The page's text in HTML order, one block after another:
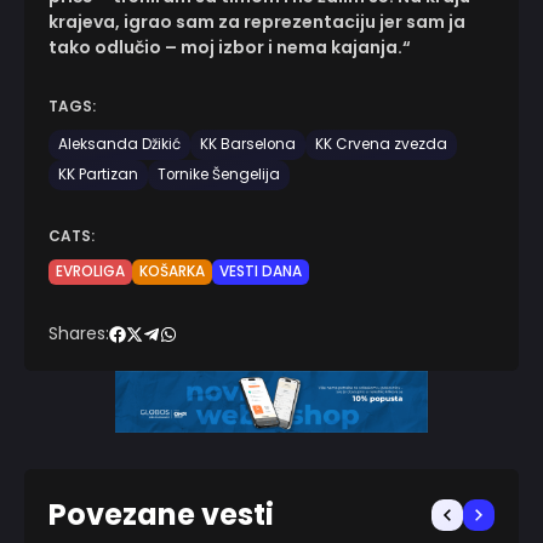
krajeva, igrao sam za reprezentaciju jer sam ja
tako odlučio – moj izbor i nema kajanja.“
TAGS:
Aleksanda Džikić
KK Barselona
KK Crvena zvezda
KK Partizan
Tornike Šengelija
CATS:
EVROLIGA
KOŠARKA VESTI DANA
Shares:
Povezane vesti